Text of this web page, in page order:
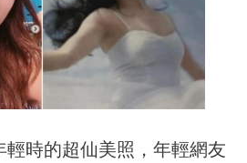
輕時的超仙美照，年輕網友